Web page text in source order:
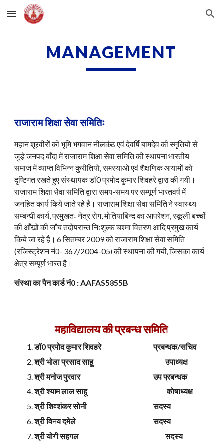
Skip to main content Skip to navigation
MANAGEMENT
राजाराम शिक्षा सेवा समितिः
महान शूरवीरों की भूमि भगवान नीलकंठ एवं देवर्षि बामदेव की स्मृतियों से
जुडे़ जनपद बाँदा में राजाराम शिक्षा सेवा समिति की स्थापना भारतीय
समाज में व्याप्त विभिन्न कुरीतियों, समस्याओं एवं शैक्षणिक आयामों को
दृष्टिगत रखते हुए संस्थापक डॉ0 प्रमोद कुमार शिवहरे द्वारा की गयी।
राजाराम शिक्षा सेवा समिति द्वारा समय-समय पर सम्पूर्ण भारतवर्ष में
जनहित कार्य किये जाते रहे है। राजाराम शिक्षा सेवा समिति ने स्वास्थ्य
सम्बन्धी कार्य, प्रमुखतः नेत्र रोग, मोतियाबिन्द का आपरेशन, स्कूली बच्चों
की आँखों की जाँच तदोपरान्त निःशुल्क चश्मा वितरण आदि प्रमुख कार्य
किये जा रहे है। 6 सितम्बर 2009 को राजाराम शिक्षा सेवा समिति
(रजिस्ट्रेशन नं0- 367/2004-05) की स्थापना की गयी, जिसका कार्य
क्षेत्र सम्पूर्ण भारत है।
संस्था का पैन कार्ड नं0 : AAFAS5855B
महाविद्यालय की प्रबन्ध समिति
डॉ0 प्रमोद कुमार शिवहरे
प्रबन्धक/सचिव
श्री भोला प्रसाद साहू
उपाध्यक्ष
श्री मनोज पुरवार
उप प्रबन्धक
श्री श्याम लाल साहू
कोषाध्यक्ष
श्री शिवशंकर सोनी
सदस्य
श्री विनय दमेले
सदस्य
श्री योगी सहगल
सदस्य